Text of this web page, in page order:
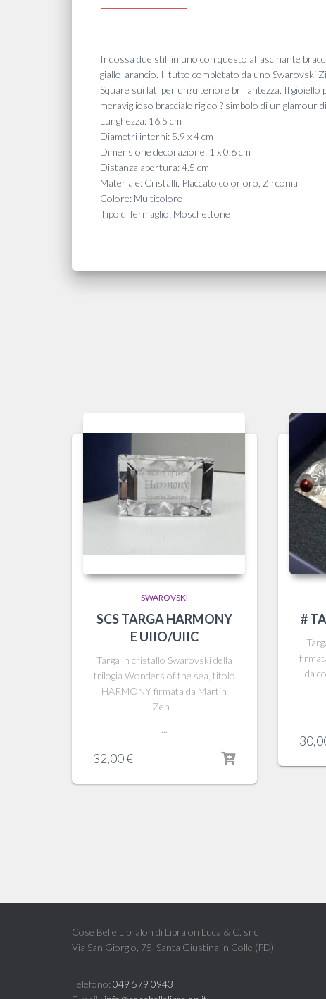
Indossa due stili in uno con questo affascinante
giallo-arancio. Il tutto completato da uno Swarovski
Square sui lati per un?ulteriore brillantezza. Il
meraviglioso bracciale rigido ? simbolo di un glamour
Lunghezza: 16.5 cm
Diametri interni: 5.9 x 4 cm
Dimensione decorazione: 1 x 0.6 cm
Distanza apertura: 4.5 cm
Materiale: Cristalli, Placcato color oro, Zirconia
Colore: Multicolore
Tipo di fermaglio: Moschettone
SWAROVSKI
SCS TARGA HARMONY
E UIIO/UIIC
Targa in cristallo Swarovski della
trilogia Wonders of the sea, titolo
HARMONY firmata da Martin
Zen...
32,00€
#
da
Cose Belle Libralon di Libralon Luca & C. snc
Via San Giorgio, 75, Santa Giustina in Colle (PD)
Telefono: 049 579 0943